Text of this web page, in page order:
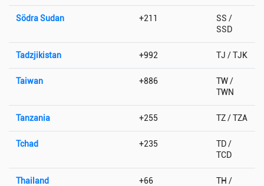
Södra Sudan +211
SS /
SSD
Tadzjikistan +992 TJ / TJK
Taiwan +886
TW /
TWN
Tanzania +255 TZ / TZA
Tchad +235
TD /
TCD
Thailand +66
TH /